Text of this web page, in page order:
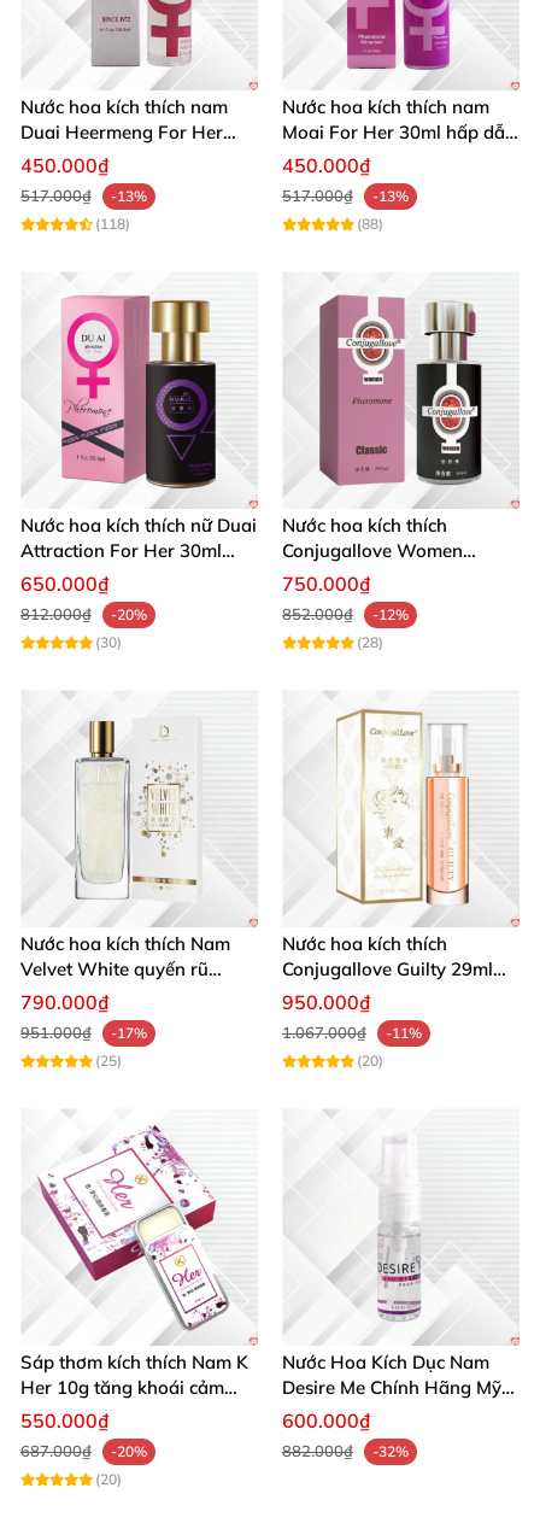
Nước hoa kích thích nam
Duai Heermeng For Her
mùi quyến rũ chai 29.5ml
450.000₫
517.000₫
-13%
(118)
Nước hoa kích thích nam
Moai For Her 30ml hấp dẫn
quyến rũ khách hàng
450.000₫
517.000₫
-13%
(88)
Nước hoa kích thích nữ Duai
Attraction For Her 30ml
tăng cường hưng phấn sôi
650.000₫
812.000₫
-20%
(30)
Nước hoa kích thích
Conjugallove Women
29.5ml hấp dẫn đam mê
750.000₫
852.000₫
-12%
(28)
Nước hoa kích thích Nam
Velvet White quyến rũ
mạnh chai lớn
790.000₫
951.000₫
-17%
(25)
Nước hoa kích thích
Conjugallove Guilty 29ml
Pheromone Tăng khoái cảm
950.000₫
1.067.000₫
-11%
(20)
Sáp thơm kích thích Nam K
Her 10g tăng khoái cảm
phái mạnh
550.000₫
687.000₫
-20%
(20)
Nước Hoa Kích Dục Nam
Desire Me Chính Hãng Mỹ
Tăng Khoái Cảm
600.000₫
882.000₫ -32%